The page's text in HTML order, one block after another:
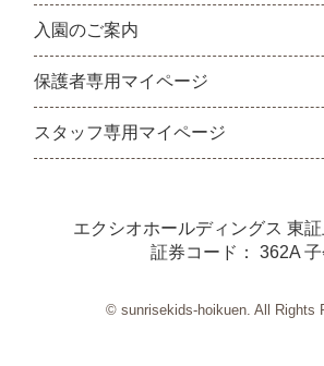
入園のご案内
保護者専用マイページ
スタッフ専用マイページ
エクシオホールディングス 東
証券コード： 362A
© sunrisekids-hoikuen. All Rights